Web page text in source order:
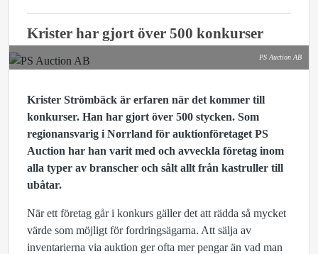
​Krister har gjort över 500 konkurser
PS Auction AB
Krister Strömbäck är erfaren när det kommer till
konkurser. Han har gjort över 500 stycken. Som
regionansvarig i Norrland för auktionföretaget PS
Auction har han varit med och avveckla företag inom
alla typer av branscher och sålt allt från kastruller till
ubåtar.
När ett företag går i konkurs gäller det att rädda så mycket
värde som möjligt för fordringsägarna. Att sälja av
inventarierna via auktion ger ofta mer pengar än vad man